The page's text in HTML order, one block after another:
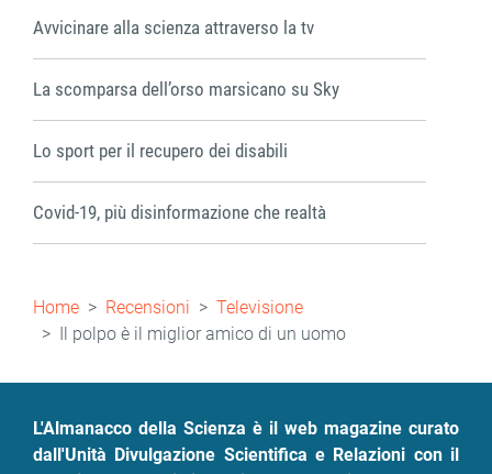
Avvicinare alla scienza attraverso la tv
La scomparsa dell’orso marsicano su Sky
Lo sport per il recupero dei disabili
Covid-19, più disinformazione che realtà
Briciole
di
pane
Home Recensioni
Televisione
Il polpo è il miglior amico di un uomo
L'Almanacco della Scienza è il web magazine curato
dall'Unità Divulgazione Scientifica e Relazioni con il